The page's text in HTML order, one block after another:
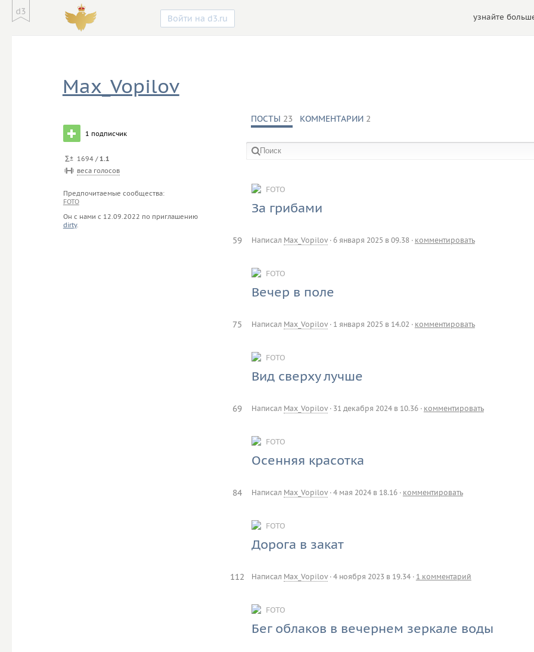
Войти на d3.ru узнайте
Max_Vopilov
1 подписчик
1694 / 1.1
веса голосов
Предпочитаемые сообщества:
FOTO
Он с нами с 12.09.2022 по приглашению
dirty.
ПОСТЫ 23 КОММЕНТАРИИ 2
FOTO
За грибами
Написал Max_Vopilov· 6 января 2025 в 09.38· комментировать
59
FOTO
Вечер в поле
Написал Max_Vopilov· 1 января 2025 в 14.02 · комментировать
75
FOTO
Вид сверху лучше
Написал Max_Vopilov· 31 декабря 2024 в 10.36· комментировать
69
FOTO
Осенняя красотка
Написал Max_Vopilov· 4 мая 2024 в 18.16· комментировать
84
FOTO
Дорога в закат
Написал Max_Vopilov· 4 ноября 2023 в 19.34· 1 комментарий
112
FOTO
Бег облаков в вечернем зеркале воды